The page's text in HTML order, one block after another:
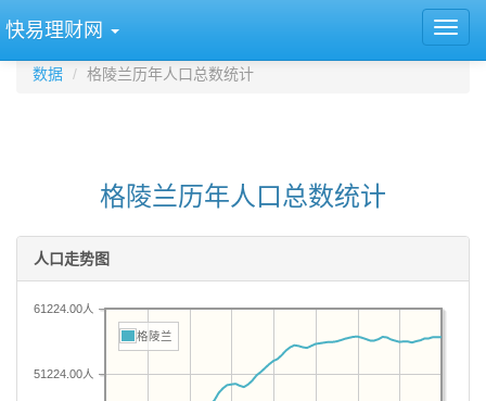
快易理财网
数据 格陵兰历年人口总数统计
格陵兰历年人口总数统计
人口走势图
51224.00人
61224.00人
格陵兰